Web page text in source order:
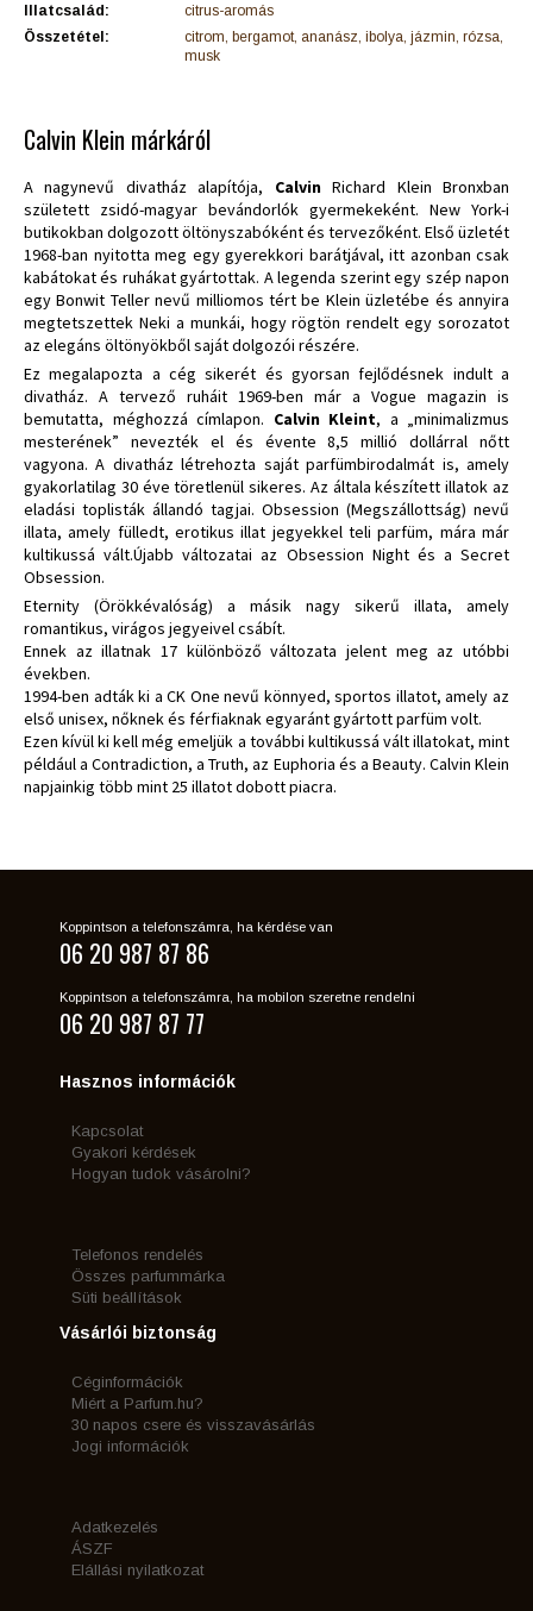
Illatcsalád:
citrus-aromás
Összetétel:
citrom, bergamot, ananász, ibolya, jázmin, rózsa,
musk
Calvin Klein márkáról
A nagynevű divatház alapítója, CalvinRichard Klein Bronxban
született zsidó-magyar bevándorlók gyermekeként. New York-i
butikokban dolgozott öltönyszabóként és tervezőként. Első üzletét
1968-ban nyitotta meg egy gyerekkori barátjával, itt azonban csak
kabátokat és ruhákat gyártottak. A legenda szerint egy szép napon
egy Bonwit Teller nevű milliomos tért be Klein üzletébe és annyira
megtetszettek Neki a munkái, hogy rögtön rendelt egy sorozatot
az elegáns öltönyökből saját dolgozói részére.
Ez megalapozta a cég sikerét és gyorsan fejlődésnek indult a
divatház. A tervező ruháit 1969-ben már a Vogue magazin is
bemutatta, méghozzá címlapon. Calvin Kleint, a „minimalizmus
mesterének” nevezték el és évente 8,5 millió dollárral nőtt
vagyona. A divatház létrehozta saját parfümbirodalmát is, amely
gyakorlatilag 30 éve töretlenül sikeres. Az általa készített illatok az
eladási toplisták állandó tagjai. Obsession (Megszállottság) nevű
illata, amely fülledt, erotikus illat jegyekkel teli parfüm, mára már
kultikussá vált.Újabb változatai az Obsession Night és a Secret
Obsession.
Eternity (Örökkévalóság) a másik nagy sikerű illata, amely
romantikus, virágos jegyeivel csábít.
Ennek az illatnak 17 különböző változata jelent meg az utóbbi
években.
1994-ben adták ki a CK One nevű könnyed, sportos illatot, amely az
első unisex, nőknek és férfiaknak egyaránt gyártott parfüm volt.
Ezen kívül ki kell még emeljük a további kultikussá vált illatokat, mint
például a Contradiction, a Truth, az Euphoria és a Beauty. Calvin Klein
napjainkig több mint 25 illatot dobott piacra.
Koppintson a telefonszámra, ha kérdése van
06 20 987 87 86
Koppintson a telefonszámra, ha mobilon szeretne rendelni
06 20 987 87 77
Hasznos információk
Kapcsolat
Gyakori kérdések
Hogyan tudok vásárolni?
Telefonos rendelés
Összes parfummárka
Süti beállítások
Vásárlói biztonság
Céginformációk
Miért a Parfum.hu?
30 napos csere és visszavásárlás
Jogi információk
Adatkezelés
ÁSZF
Elállási nyilatkozat